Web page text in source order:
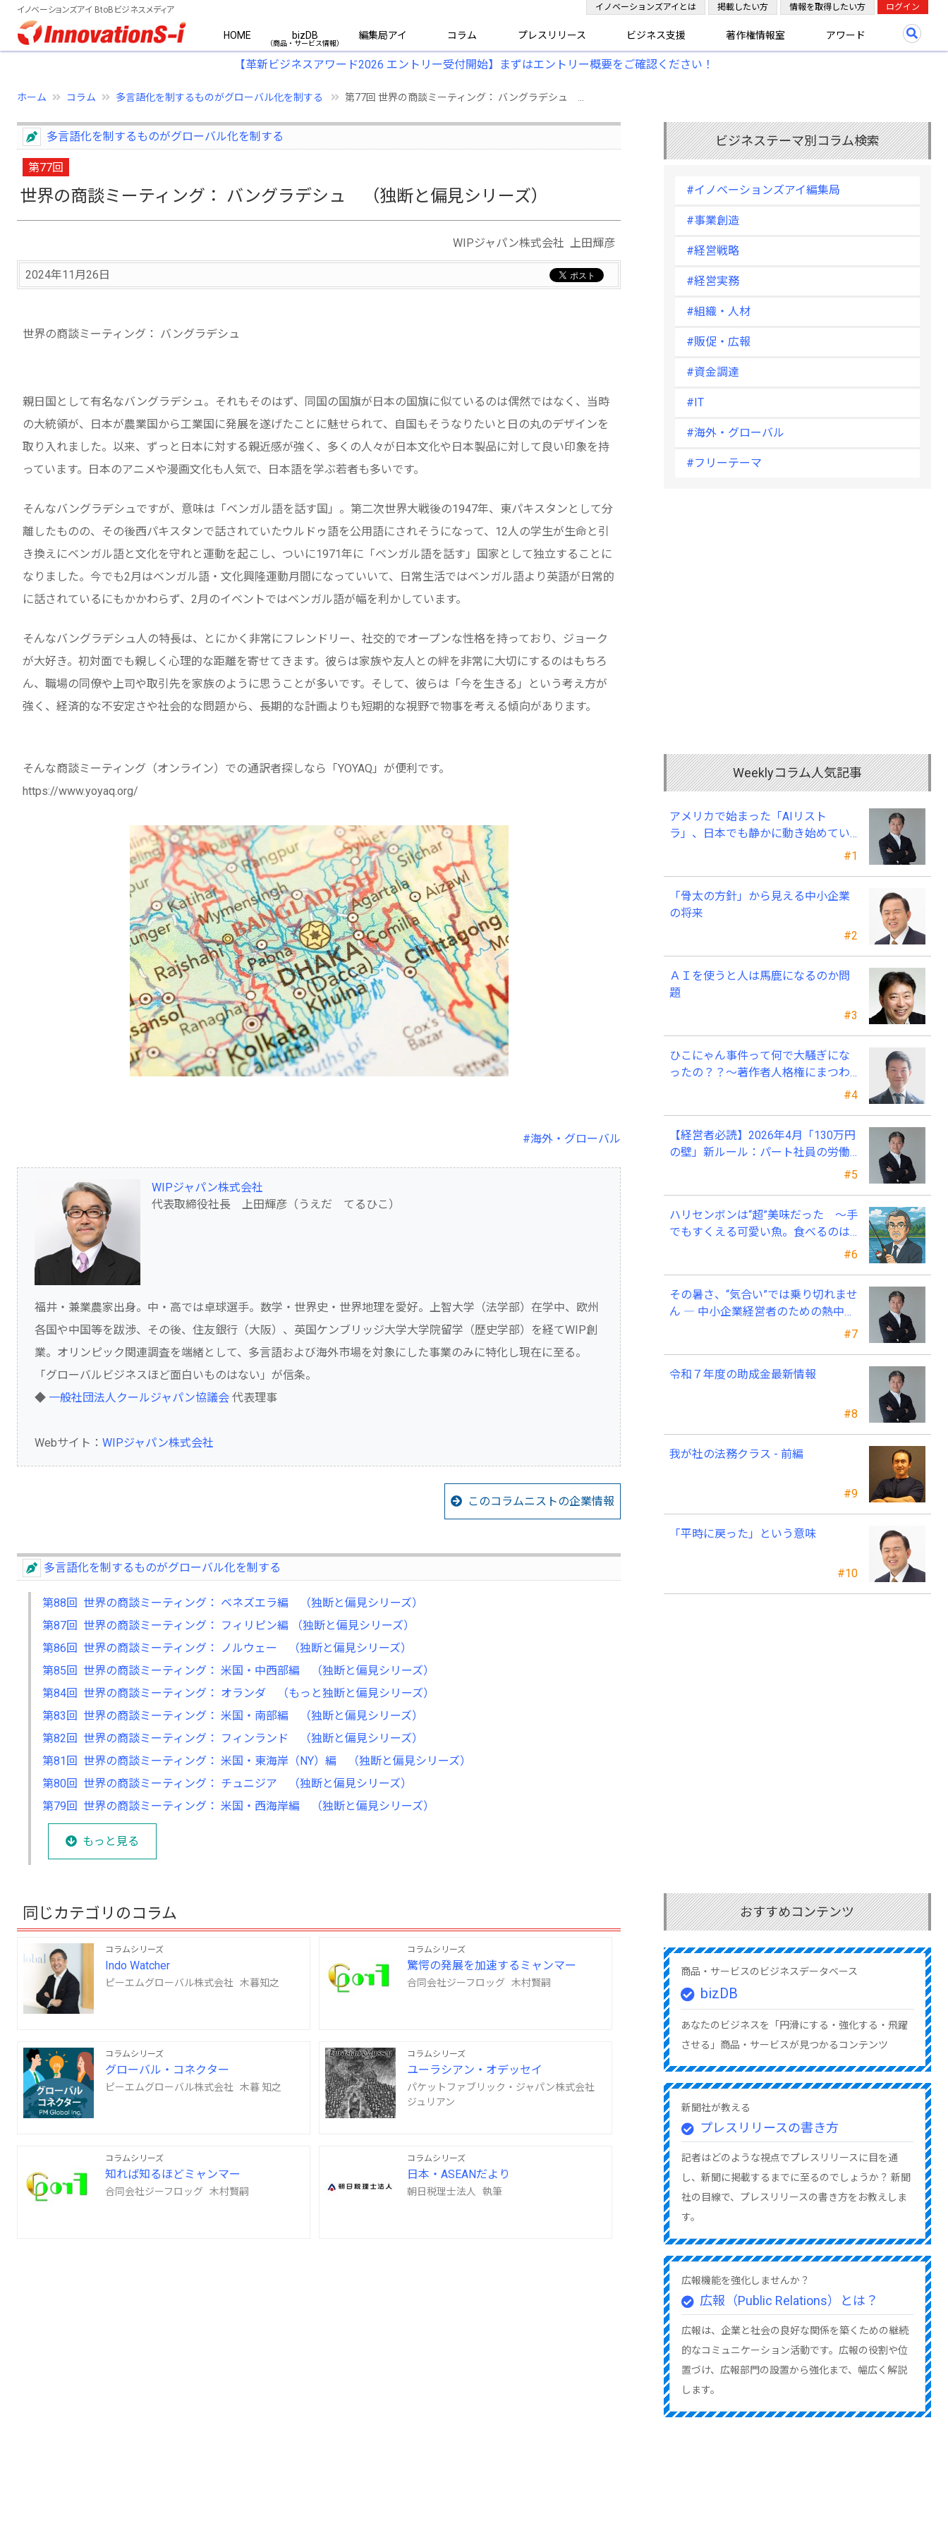
イノベーションズアイ BtoBビジネスメディア
HOME bizDB 編集局アイ コラム プレスリリース ビジネス支援 著作権情報室 アワード
イノベーションズアイとは 掲載したい方 情報を取得したい方 ログイン
【革新ビジネスアワード2026 エントリー受付開始】まずはエントリー概要をご確認ください！
ホーム コラム 多言語化を制するものがグローバル化を制する 第77回 世界の商談ミーティング： バングラデシュ ...
多言語化を制するものがグローバル化を制する
第77回
世界の商談ミーティング： バングラデシュ （独断と偏見シリーズ）
WIPジャパン株式会社 上田輝彦
2024年11月26日
世界の商談ミーティング： バングラデシュ
親日国として有名なバングラデシュ。それもそのはず、同国の国旗が日本の国旗に似ているのは偶然ではなく、当時
の大統領が、日本が農業国から工業国に発展を遂げたことに魅せられて、自国もそうなりたいと日の丸のデザインを
取り入れました。以来、ずっと日本に対する親近感が強く、多くの人々が日本文化や日本製品に対して良い印象を持
っています。日本のアニメや漫画文化も人気で、日本語を学ぶ若者も多いです。
そんなバングラデシュですが、意味は「ベンガル語を話す国」。第二次世界大戦後の1947年、東パキスタンとして分
離したものの、その後西パキスタンで話されていたウルドゥ語を公用語にされそうになって、12人の学生が生命と引
き換えにベンガル語と文化を守れと運動を起こし、ついに1971年に「ベンガル語を話す」国家として独立することに
なりました。今でも2月はベンガル語・文化興隆運動月間になっていいて、日常生活ではベンガル語より英語が日常的
に話されているにもかかわらず、2月のイベントではベンガル語が幅を利かしています。
そんなバングラデシュ人の特長は、とにかく非常にフレンドリー、社交的でオープンな性格を持っており、ジョーク
が大好き。初対面でも親しく心理的な距離を寄せてきます。彼らは家族や友人との絆を非常に大切にするのはもちろ
ん、職場の同僚や上司や取引先を家族のように思うことが多いです。そして、彼らは「今を生きる」という考え方が
強く、経済的な不安定さや社会的な問題から、長期的な計画よりも短期的な視野で物事を考える傾向があります。
そんな商談ミーティング（オンライン）での通訳者探しなら「YOYAQ」が便利です。
https://www.yoyaq.org/
#海外・グローバル
WIPジャパン株式会社
代表取締役社長 上田輝彦（うえだ てるひこ）
福井・兼業農家出身。中・高では卓球選手。数学・世界史・世界地理を愛好。上智大学（法学部）在学中、欧州
各国や中国等を跋渉、その後、住友銀行（大阪）、英国ケンブリッジ大学大学院留学（歴史学部）を経てWIP創
業。オリンピック関連調査を端緒として、多言語および海外市場を対象にした事業のみに特化し現在に至る。
「グローバルビジネスほど面白いものはない」が信条。
◆ 一般社団法人クールジャパン協議会 代表理事
Webサイト： WIPジャパン株式会社
このコラムニストの企業情報
多言語化を制するものがグローバル化を制する
第88回 世界の商談ミーティング： ベネズエラ編 （独断と偏見シリーズ）
第87回 世界の商談ミーティング： フィリピン編 （独断と偏見シリーズ）
第86回 世界の商談ミーティング： ノルウェー （独断と偏見シリーズ）
第85回 世界の商談ミーティング： 米国・中西部編 （独断と偏見シリーズ）
第84回 世界の商談ミーティング： オランダ （もっと独断と偏見シリーズ）
第83回 世界の商談ミーティング： 米国・南部編 （独断と偏見シリーズ）
第82回 世界の商談ミーティング： フィンランド （独断と偏見シリーズ）
第81回 世界の商談ミーティング： 米国・東海岸（NY）編 （独断と偏見シリーズ）
第80回 世界の商談ミーティング： チュニジア （独断と偏見シリーズ）
第79回 世界の商談ミーティング： 米国・西海岸編 （独断と偏見シリーズ）
もっと見る
同じカテゴリのコラム
コラムシリーズ
Indo Watcher
ピーエムグローバル株式会社 木暮知之
コラムシリーズ
驚愕の発展を加速するミャンマー
合同会社ジーフロッグ 木村賢嗣
コラムシリーズ
グローバル・コネクター
ピーエムグローバル株式会社 木暮 知之
コラムシリーズ
ユーラシアン・オデッセイ
パケットファブリック・ジャパン株式会社
ジュリアン
コラムシリーズ
知れば知るほどミャンマー
合同会社ジーフロッグ 木村賢嗣
コラムシリーズ
日本・ASEANだより
朝日税理士法人 執筆
ビジネステーマ別コラム検索
#イノベーションズアイ編集局
#事業創造
#経営戦略
#経営実務
#組織・人材
#販促・広報
#資金調達
#IT
#海外・グローバル
#フリーテーマ
Weeklyコラム人気記事
#1
アメリカで始まった「AIリスト
ラ」、日本でも静かに動き始めてい
る ～中小企業経営者が今、見直すべ
#2
「骨太の方針」から見える中小企業
の将来
#3
ＡＩを使うと人は馬鹿になるのか問
題
#4
ひこにゃん事件って何で大騒ぎにな
ったの？？～著作者人格権にまつわ
#5
【経営者必読】2026年4月「130万円
の壁」新ルール：パート社員の労働
条件通知書、今すぐ見直すべき理由
#6
ハリセンボンは“超”美味だった ～手
でもすくえる可愛い魚。食べるのは
#7
その暑さ、“気合い”では乗り切れませ
ん ― 中小企業経営者のための熱中症
#8
令和７年度の助成金最新情報
#9
我が社の法務クラス - 前編
#10
「平時に戻った」という意味
おすすめコンテンツ
商品・サービスのビジネスデータベース
bizDB
あなたのビジネスを「円滑にする・強化する・飛躍
させる」商品・サービスが見つかるコンテンツ
新聞社が教える
プレスリリースの書き方
記者はどのような視点でプレスリリースに目を通
し、新聞に掲載するまでに至るのでしょうか？ 新聞
社の目線で、プレスリリースの書き方をお教えしま
す。
広報機能を強化しませんか？
広報（Public Relations）とは？
広報は、企業と社会の良好な関係を築くための継続
的なコミュニケーション活動です。広報の役割や位
置づけ、広報部門の設置から強化まで、幅広く解説
します。